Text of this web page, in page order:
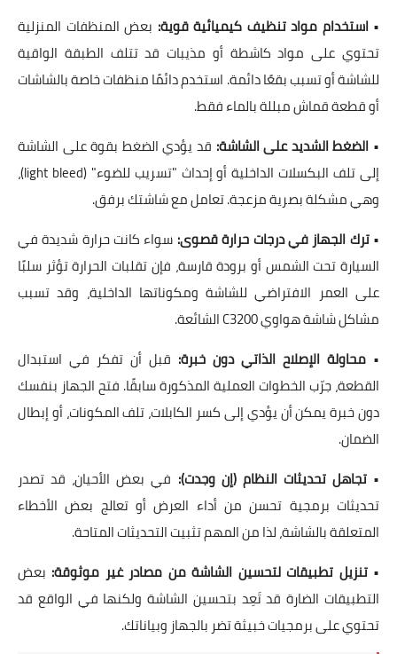
•استخدام مواد تنظيف كيميائية قوية: بعض المنظفات المنزلية
تحتوي على مواد كاشطة أو مذيبات قد تتلف الطبقة الواقية
للشاشة أو تسبب بقعًا دائمة. استخدم دائمًا منظفات خاصة بالشاشات
أو قطعة قماش مبللة بالماء فقط.
• الضغط الشديد على الشاشة: قد يؤدي الضغط بقوة على الشاشة
إلى تلف البكسلات الداخلية أو إحداث "تسريب للضوء" (light bleed)،
وهي مشكلة بصرية مزعجة. تعامل مع شاشتك برفق.
•ترك الجهاز في درجات حرارة قصوى: سواء كانت حرارة شديدة في
السيارة تحت الشمس أو برودة قارسة، فإن تقلبات الحرارة تؤثر سلبًا
على العمر الافتراضي للشاشة ومكوناتها الداخلية، وقد تسبب
مشاكل شاشة هواوي C3200 الشائعة
.
• محاولة الإصلاح الذاتي دون خبرة: قبل أن تفكر في استبدال
القطعة، جرّب الخطوات العملية المذكورة سابقًا. فتح الجهاز بنفسك
دون خبرة يمكن أن يؤدي إلى كسر الكابلات، تلف المكونات، أو إبطال
الضمان.
•تجاهل تحديثات النظام (إن وجدت): في بعض الأحيان، قد تصدر
تحديثات برمجية تحسن من أداء العرض أو تعالج بعض الأخطاء
المتعلقة بالشاشة، لذا من المهم تثبيت التحديثات المتاحة.
•تنزيل تطبيقات لتحسين الشاشة من مصادر غير موثوقة: بعض
التطبيقات الضارة قد تَعِد بتحسين الشاشة ولكنها في الواقع قد
تحتوي على برمجيات خبيثة تضر بالجهاز وبياناتك.